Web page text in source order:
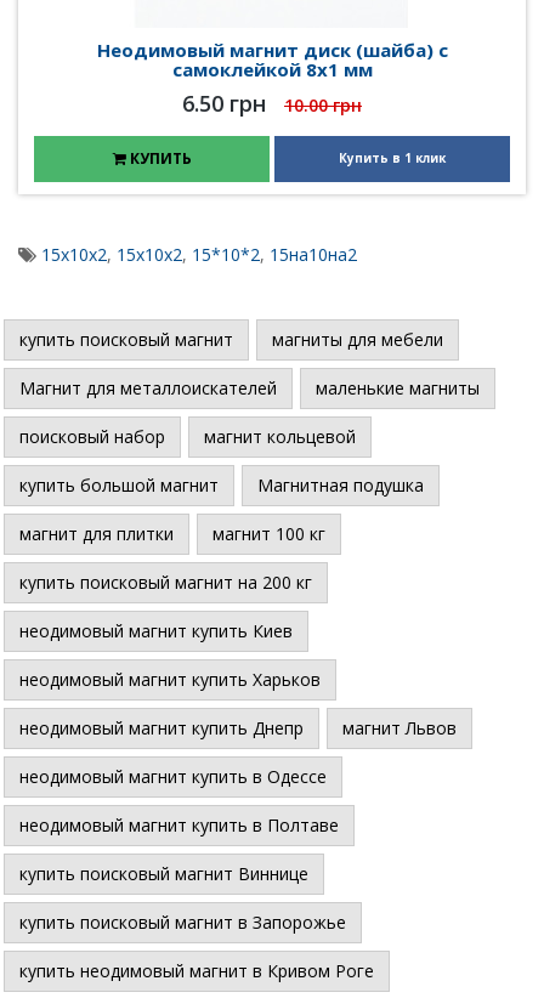
Неодимовый магнит диск (шайба) с
самоклейкой 8х1 мм
6.50 грн 10.00 грн
КУПИТЬ Купить в 1 клик
15х10х2, 15х10х2, 15*10*2, 15на10на2
купить поисковый магнит магниты для мебели
Магнит для металлоискателей маленькие магниты
поисковый набор магнит кольцевой
купить большой магнит Магнитная подушка
магнит для плитки магнит 100 кг
купить поисковый магнит на 200 кг
неодимовый магнит купить Киев
неодимовый магнит купить Харьков
неодимовый магнит купить Днепр магнит Львов
неодимовый магнит купить в Одессе
неодимовый магнит купить в Полтаве
купить поисковый магнит Виннице
купить поисковый магнит в Запорожье
купить неодимовый магнит в Кривом Роге